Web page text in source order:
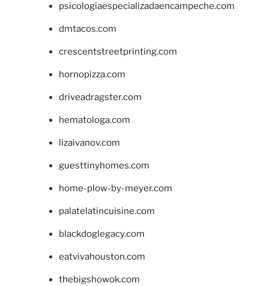
psicologiaespecializadaencampeche.com
dmtacos.com
crescentstreetprinting.com
hornopizza.com
driveadragster.com
hematologa.com
lizaivanov.com
guesttinyhomes.com
home-plow-by-meyer.com
palatelatincuisine.com
blackdoglegacy.com
eatvivahouston.com
thebigshowok.com